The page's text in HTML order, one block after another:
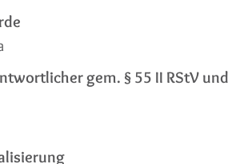
gem. § 55 II RStV und